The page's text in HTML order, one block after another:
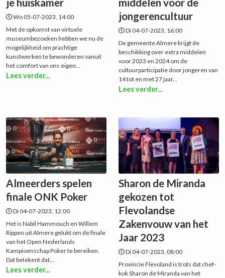
Wo 05-07-2023, 14:00
Met de opkomst van virtuele
museumbezoeken hebben we nu de
mogelijkheid om prachtige
kunstwerken te bewonderen vanuit
het comfort van ons eigen...
Lees verder...
jongerencultuur
Di 04-07-2023, 16:00
De gemeente Almere krijgt de
beschikking over extra middelen
voor 2023 en 2024 om de
cultuurparticipatie door jongeren van
14 tot en met 27 jaar...
Lees verder...
Almeerders spelen
finale ONK Poker
Di 04-07-2023, 12:00
Het is Nabil Hammouch en Willem
Rippen uit Almere gelukt om de finale
van het Open Nederlands
Kampioenschap Poker te bereiken.
Dat betekent dat...
Lees verder...
Sharon de Miranda
gekozen tot
Flevolandse
Zakenvouw van het
Jaar 2023
Di 04-07-2023, 08:00
Provincie Flevoland is trots dat chef-
kok Sharon de Miranda van het